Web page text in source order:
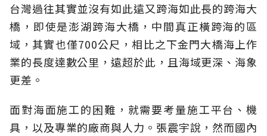
台灣過往其實並沒有如此遠又跨海如此長的跨海大
橋，即使是澎湖跨海大橋，中間真正橫跨海的區
域，其實也僅700公尺，相比之下金門大橋海上作
業的長度達數公里，遠超於此，且海域更深、海象
更差。
面對海面施工的困難，就需要考量施工平台、機
具，以及專業的廠商與人力。張震宇說，然而國內